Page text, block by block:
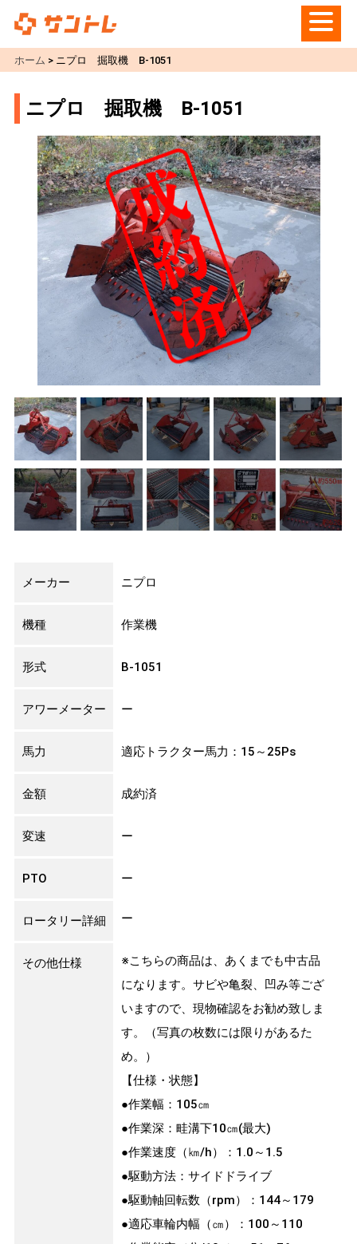
ホーム > ニプロ 掘取機 B-1051
ニプロ 掘取機 B-1051
メーカー ニプロ
機種 作業機
形式 B-1051
アワーメーター ー
馬力 適応トラクター馬力：15～25Ps
金額 成約済
変速 ー
PTO ー
ロータリー詳細 ー
その他仕様
※こちらの商品は、あくまでも中古品
になります。サビや亀裂、凹み等ござ
いますので、現物確認をお勧め致しま
す。（写真の枚数には限りがあるた
め。）
【仕様・状態】
●作業幅：105㎝
●作業深：畦溝下10㎝(最大)
●作業速度（㎞/h）：1.0～1.5
●駆動方法：サイドドライブ
●駆動軸回転数（rpm）：144～179
●適応車輪内幅（㎝）：100～110